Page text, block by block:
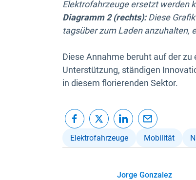
Elektrofahrzeuge ersetzt werden
Diagramm 2 (rechts):Diese
tagsüber zum Laden anzuhalten,
Diese Annahme beruht auf der
Unterstützung, ständigen
in diesem florierenden Sektor.
Elektrofahrzeuge Mobilität
Jorge Gonzalez